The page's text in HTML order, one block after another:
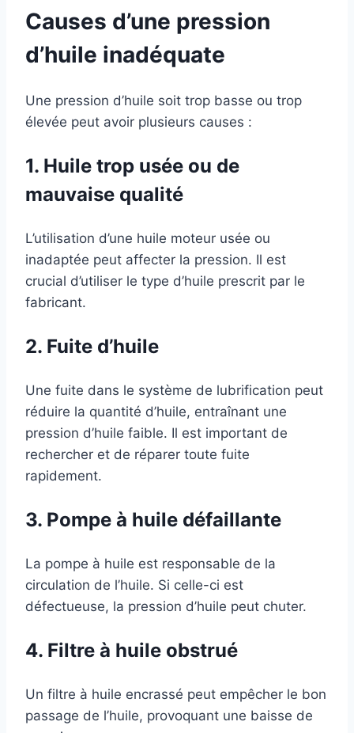
Causes d’une pression
d’huile inadéquate
Une pression d’huile soit trop basse ou trop
élevée peut avoir plusieurs causes :
1. Huile trop usée ou de
mauvaise qualité
L’utilisation d’une huile moteur usée ou
inadaptée peut affecter la pression. Il est
crucial d’utiliser le type d’huile prescrit par le
fabricant.
2. Fuite d’huile
Une fuite dans le système de lubrification peut
réduire la quantité d’huile, entraînant une
pression d’huile faible. Il est important de
rechercher et de réparer toute fuite
rapidement.
3. Pompe à huile défaillante
La pompe à huile est responsable de la
circulation de l’huile. Si celle-ci est
défectueuse, la pression d’huile peut chuter.
4. Filtre à huile obstrué
Un filtre à huile encrassé peut empêcher le bon
passage de l’huile, provoquant une baisse de